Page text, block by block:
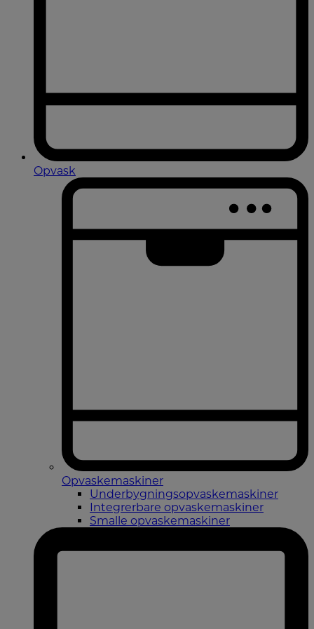
Opvask
Opvaskemaskiner
Underbygningsopvaskemaskiner
Integrerbare opvaskemaskiner
Smalle opvaskemaskiner